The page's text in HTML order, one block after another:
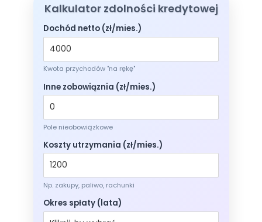
Kalkulator zdolności kredytowej
Dochód netto (zł/mies.)
Kwota przychodów "na rękę"
Inne zobowiąznia (zł/mies.)
Pole nieobowiązkowe
Koszty utrzymania (zł/mies.)
Np. zakupy, paliwo, rachunki
Okres spłaty (lata)